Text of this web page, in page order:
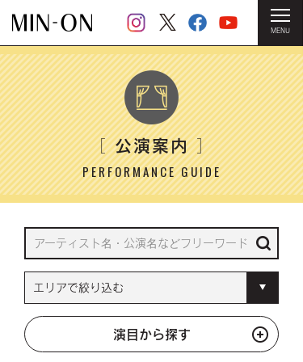
MENU
HOME ＞ 公演案内
［公演案内］
PERFORMANCE GUIDE
演目から探す